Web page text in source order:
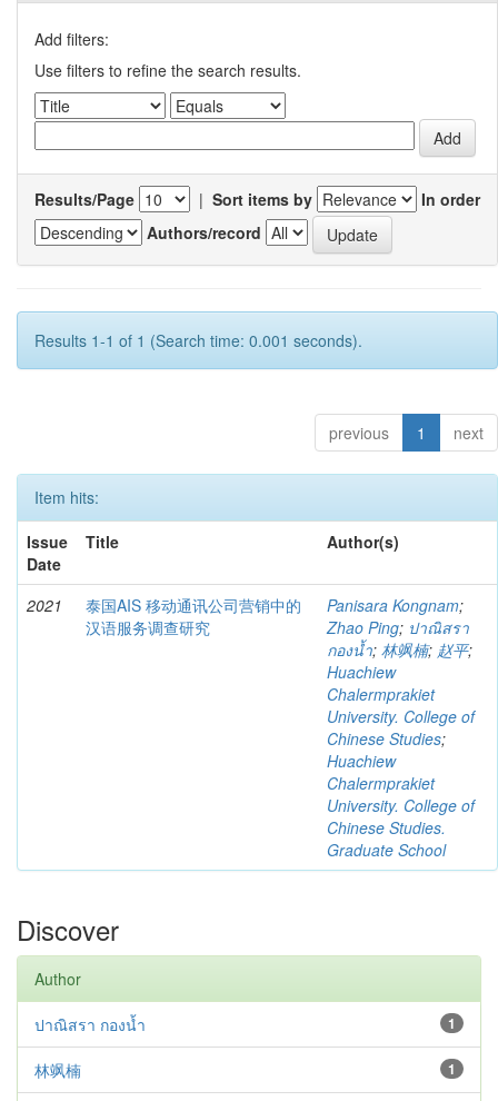
Add filters:
Use filters to refine the search results.
Results/Page | Sort items by
In order
Authors/record
Results 1-1 of 1 (Search time: 0.001 seconds).
previous 1 next
Item hits:
Issue
Date
Title Author(s)
2021
泰国AIS 移动通讯公司营销中的
汉语服务调查研究
Panisara Kongnam;
Zhao Ping; ปาณิสรา
กองน้ำ; 林飒楠; 赵平;
Huachiew
Chalermprakiet
University. College of
Chinese Studies;
Huachiew
Chalermprakiet
University. College of
Chinese Studies.
Graduate School
Discover
Author
1
ปาณิสรา กองน้ำ
1
林飒楠